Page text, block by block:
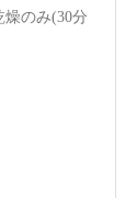
のみ(30分